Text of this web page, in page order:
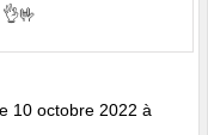
10 octobre 2022 à